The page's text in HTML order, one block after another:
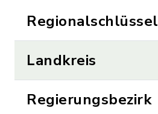
Regionalschlüssel
Landkreis
Regierungsbezirk